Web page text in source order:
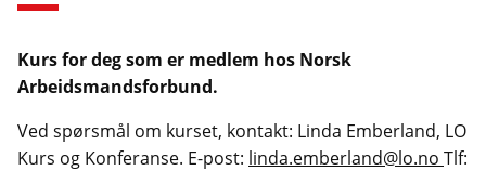
Kurs for deg som er medlem hos Norsk
Arbeidsmandsforbund.
Ved spørsmål om kurset, kontakt: Linda Emberland, LO
Kurs og Konferanse. E-post: linda.emberland@lo.no Tlf: